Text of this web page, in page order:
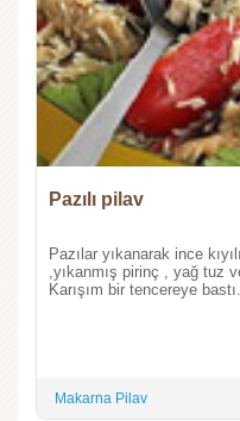
Pazılı pilav
Pazılar yıkanarak ince
,yıkanmış pirinç , yağ tuz
Karışım bir tencereye
Makarna Pilav